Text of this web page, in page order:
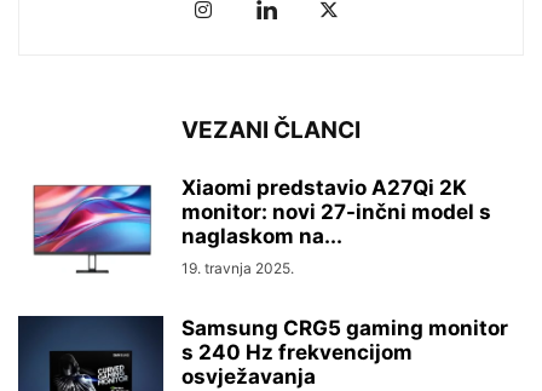
VEZANI ČLANCI
Xiaomi predstavio A27Qi 2K
monitor: novi 27-inčni model s
naglaskom na...
19. travnja 2025.
Samsung CRG5 gaming monitor
s 240 Hz frekvencijom
osvježavanja